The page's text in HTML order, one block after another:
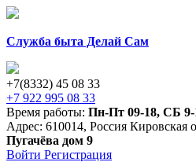
Служба быта Делай Сам
+7(8332) 45 08 33
+7 922 995 08 33
Время работы: Пн-Пт 09-18, СБ 9-
Адрес: 610014, Россия Кировская
Пугачёва дом 9
Войти Регистрация